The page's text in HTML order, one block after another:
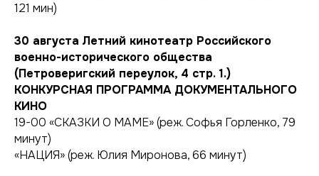
121 мин)
30 августа Летний кинотеатр Российского
военно-исторического общества
(Петроверигский переулок, 4 стр. 1.)
КОНКУРСНАЯ ПРОГРАММА ДОКУМЕНТАЛЬНОГО
КИНО
19-00 «СКАЗКИ О МАМЕ» (реж. Софья Горленко, 79
минут)
«НАЦИЯ» (реж. Юлия Миронова, 66 минут)